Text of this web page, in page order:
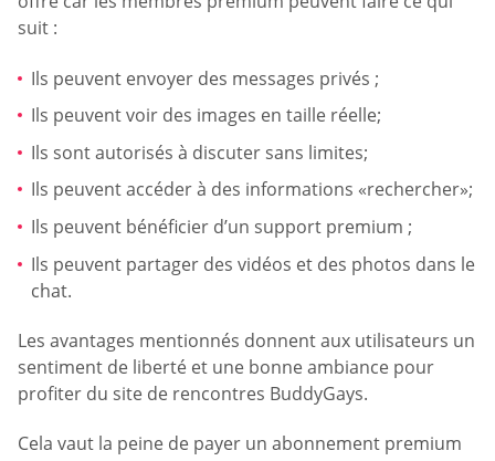
suit :
Ils peuvent envoyer des messages privés ;
Ils peuvent voir des images en taille réelle;
Ils sont autorisés à discuter sans limites;
Ils peuvent accéder à des informations «rechercher»;
Ils peuvent bénéficier d’un support premium ;
Ils peuvent partager des vidéos et des photos dans le
chat.
Les avantages mentionnés donnent aux utilisateurs un
sentiment de liberté et une bonne ambiance pour
profiter du site de rencontres BuddyGays.
Cela vaut la peine de payer un abonnement premium